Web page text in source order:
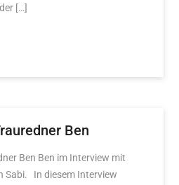
[…]
Ben
Ben Ben im Interview mit
Sabi. In diesem Interview